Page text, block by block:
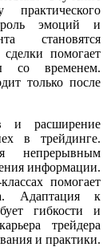
эмоций и
становятся
помогает
со временем.
только после
и расширение
в трейдинге.
непрерывным
информации.
помогает
Адаптация к
гибкости и
трейдера
и практики.